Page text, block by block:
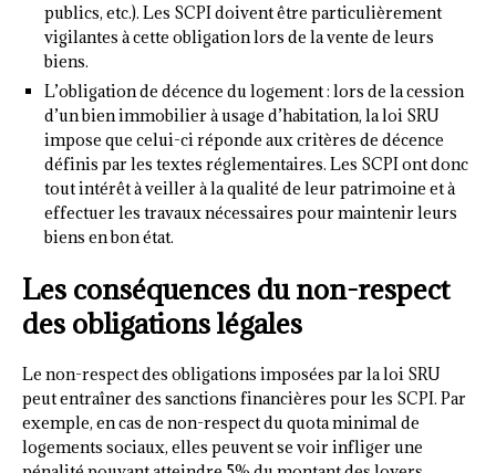
publics, etc.). Les SCPI doivent être particulièrement
vigilantes à cette obligation lors de la vente de leurs
biens.
L’obligation de décence du logement : lors de la cession
d’un bien immobilier à usage d’habitation, la loi SRU
impose que celui-ci réponde aux critères de décence
définis par les textes réglementaires. Les SCPI ont donc
tout intérêt à veiller à la qualité de leur patrimoine et à
effectuer les travaux nécessaires pour maintenir leurs
biens en bon état.
Les conséquences du non-respect
des obligations légales
Le non-respect des obligations imposées par la loi SRU
peut entraîner des sanctions financières pour les SCPI. Par
exemple, en cas de non-respect du quota minimal de
logements sociaux, elles peuvent se voir infliger une